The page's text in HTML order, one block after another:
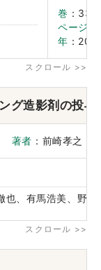
巻 ：33
ページ
年 ：
グ造影剤の投与
著者 ：前崎孝之
也、有馬浩美、野崎